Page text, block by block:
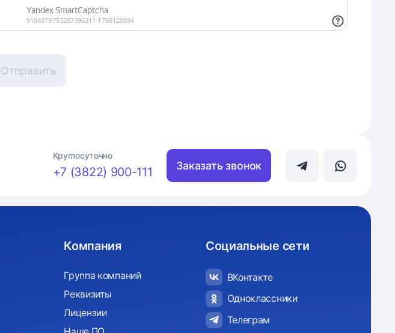
Отправить
Круглосуточно
+7 (3822) 900-111 Заказать звонок
Компания
Группа компаний
Реквизиты
Лицензии
Социальные сети
ВКонтакте
Одноклассники
Телеграм